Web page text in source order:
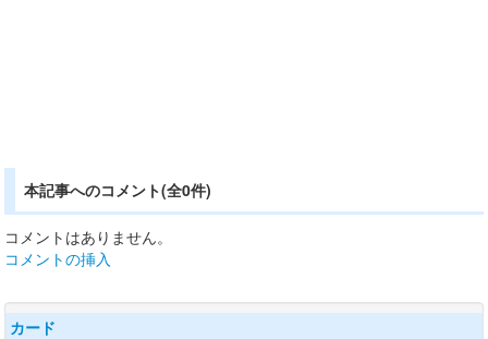
本記事へのコメント(全0件)
コメントはありません。
コメントの挿入
カード